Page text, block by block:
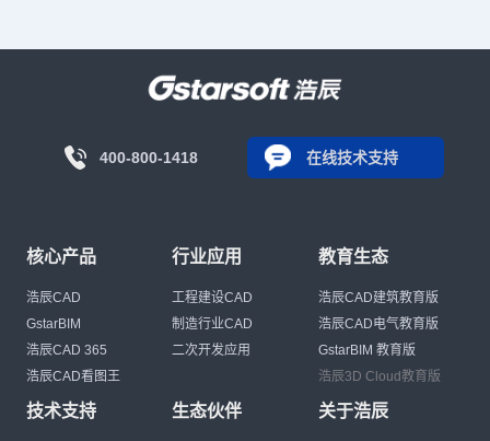
400-800-1418 在线技术支持
核心产品
浩辰CAD
GstarBIM
浩辰CAD 365
浩辰CAD看图王
行业应用
工程建设CAD
制造行业CAD
二次开发应用
教育生态
浩辰CAD建筑教育版
浩辰CAD电气教育版
GstarBIM 教育版
浩辰3D Cloud教育版
技术支持 生态伙伴 关于浩辰